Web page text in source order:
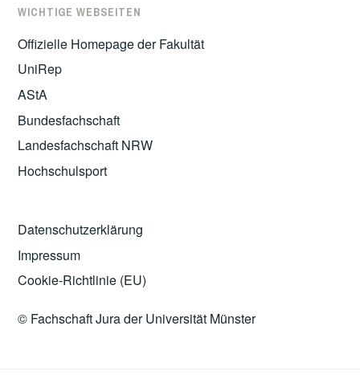
WICHTIGE WEBSEITEN
Offizielle Homepage der Fakultät
UniRep
AStA
Bundesfachschaft
Landesfachschaft NRW
Hochschulsport
Datenschutzerklärung
Impressum
Cookie-Richtlinie (EU)
© Fachschaft Jura der Universität Münster